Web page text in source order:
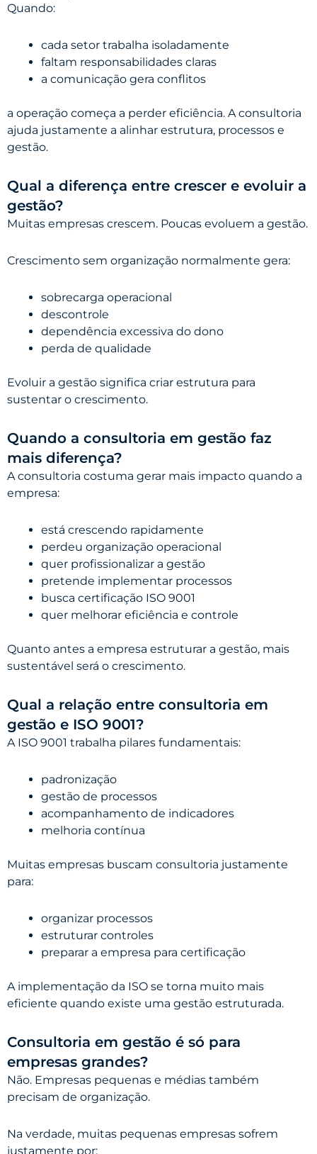
Quando:
cada setor trabalha isoladamente
faltam responsabilidades claras
a comunicação gera conflitos
a operação começa a perder eficiência. A consultoria
ajuda justamente a alinhar estrutura, processos e
gestão.
Qual a diferença entre crescer e evoluir a
gestão?
Muitas empresas crescem. Poucas evoluem a gestão.
Crescimento sem organização normalmente gera:
sobrecarga operacional
descontrole
dependência excessiva do dono
perda de qualidade
Evoluir a gestão significa criar estrutura para
sustentar o crescimento.
Quando a consultoria em gestão faz
mais diferença?
A consultoria costuma gerar mais impacto quando a
empresa:
está crescendo rapidamente
perdeu organização operacional
quer profissionalizar a gestão
pretende implementar processos
busca certificação ISO 9001
quer melhorar eficiência e controle
Quanto antes a empresa estruturar a gestão, mais
sustentável será o crescimento.
Qual a relação entre consultoria em
gestão e ISO 9001?
A ISO 9001 trabalha pilares fundamentais:
padronização
gestão de processos
acompanhamento de indicadores
melhoria contínua
Muitas empresas buscam consultoria justamente
para:
organizar processos
estruturar controles
preparar a empresa para certificação
A implementação da ISO se torna muito mais
eficiente quando existe uma gestão estruturada.
Consultoria em gestão é só para
empresas grandes?
Não. Empresas pequenas e médias também
precisam de organização.
Na verdade, muitas pequenas empresas sofrem
justamente por: